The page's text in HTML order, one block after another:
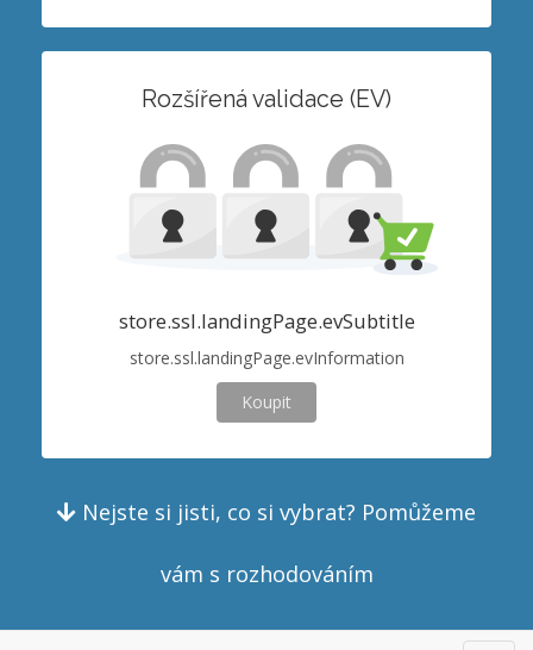
Rozšířená validace (EV)
store.ssl.landingPage.evSubtitle
store.ssl.landingPage.evInformation
Koupit
Nejste si jisti, co si vybrat? Pomůžeme
vám s rozhodováním